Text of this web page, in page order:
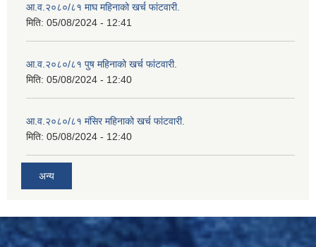
आ.व.२०८०/८१ माघ महिनाको खर्च फांटवारी.
मिति: 05/08/2024 - 12:41
आ.व.२०८०/८१ पुष महिनाको खर्च फांटवारी.
मिति: 05/08/2024 - 12:40
आ.व.२०८०/८१ मंसिर महिनाको खर्च फांटवारी.
मिति: 05/08/2024 - 12:40
अन्य